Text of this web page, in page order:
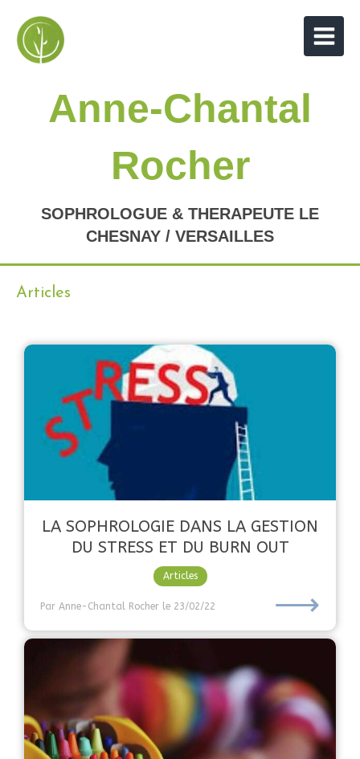
Anne-Chantal
Rocher
SOPHROLOGUE & THERAPEUTE LE
CHESNAY / VERSAILLES
Articles
LA SOPHROLOGIE DANS LA GESTION
DU STRESS ET DU BURN OUT
Articles
Par Anne-Chantal Rocher le 23/02/22 ⟶